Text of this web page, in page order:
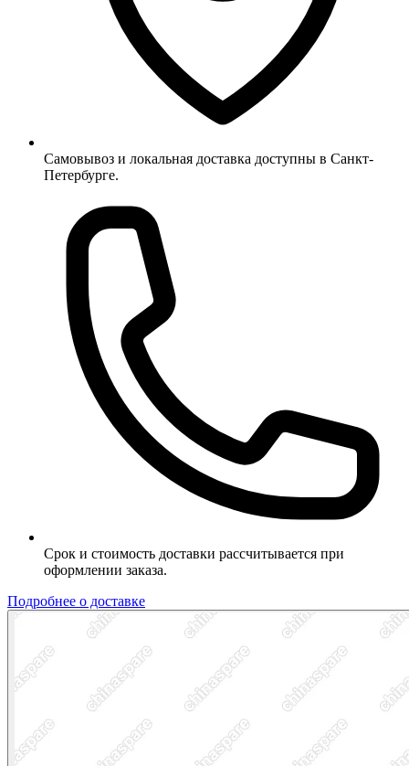
Самовывоз и локальная доставка доступны в Санкт-
Петербурге.
Срок и стоимость доставки рассчитывается при
оформлении заказа.
Подробнее о доставке